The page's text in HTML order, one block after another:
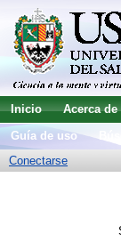
Inicio Acerca de
Guía de uso
Conectarse